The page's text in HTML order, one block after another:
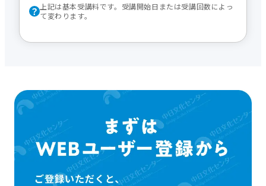
上記は基本受講料です。受講開始日または受講回数によっ
て変わります。